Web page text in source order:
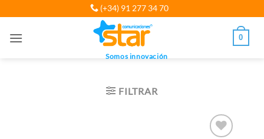
al
(+34) 91 277 34 70
Somos innovación
0
FILTRAR